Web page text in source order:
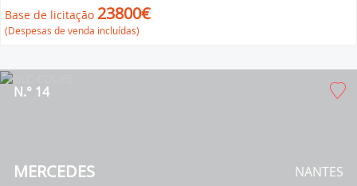
Base de licitação 23800€
(Despesas de venda incluídas)
MERCEDES
N.° 14
NANTES